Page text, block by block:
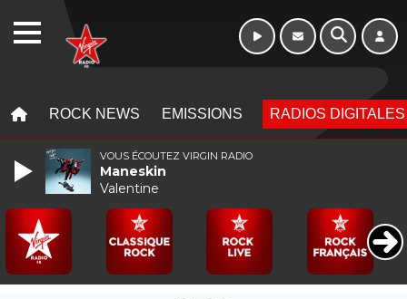
ROCK NEWS EMISSIONS RADIOS DIGITALES
VOUS ÉCOUTEZ VIRGIN RADIO
Maneskin
Valentine
WEBRADIO 16h - 20h